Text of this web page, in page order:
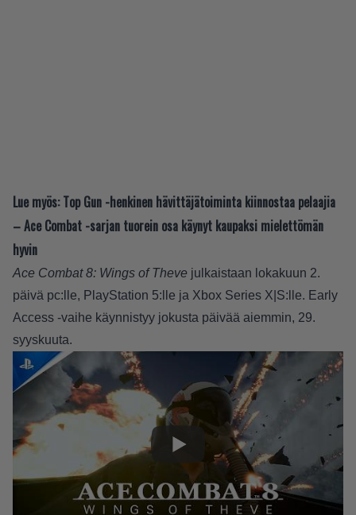
Lue myös: Top Gun -henkinen hävittäjätoiminta kiinnostaa pelaajia
– Ace Combat -sarjan tuorein osa käynyt kaupaksi mielettömän
hyvin
Ace Combat 8: Wings of Theve julkaistaan lokakuun 2.
päivä pc:lle, PlayStation 5:lle ja Xbox Series X|S:lle. Early
Access -vaihe käynnistyy jokusta päivää aiemmin, 29.
syyskuuta.